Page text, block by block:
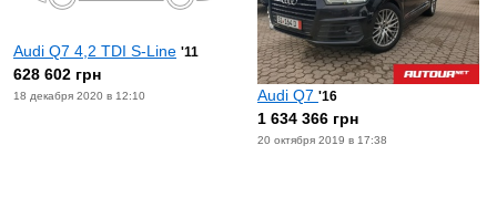
Audi Q7 4,2 TDI S-Line '11
628 602 грн
18 декабря 2020 в 12:10 Audi Q7 '16
1 634 366 грн
20 октября 2019 в 17:38